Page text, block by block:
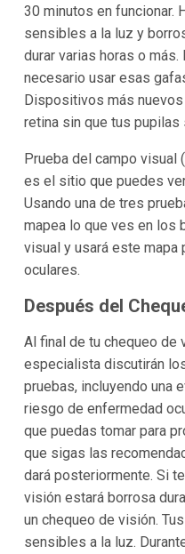
30 minutos en funcionar.
sensibles a la luz y
durar varias horas o
necesario usar esas
Dispositivos más
retina sin que tus pupilas
Prueba del campo visual
es el sitio que puedes
Usando una de tres
mapea lo que ves en los
visual y usará este mapa
oculares.
Después del
Al final de tu chequeo de
especialista discutirán
pruebas, incluyendo una
riesgo de enfermedad
que puedas tomar para
que sigas las
dará posteriormente. Si
visión estará borrosa
un chequeo de visión.
sensibles a la luz.